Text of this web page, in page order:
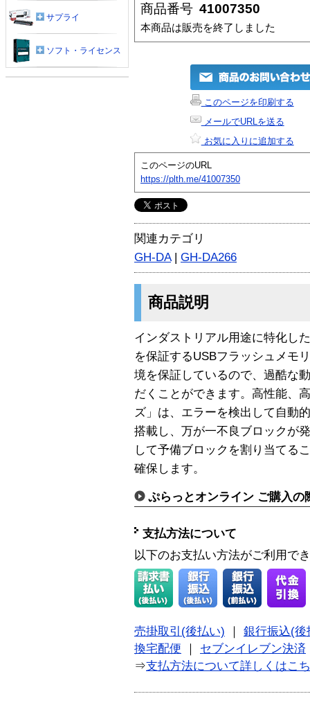
商品番号 41007350
本商品は販売を終了しました
このページを印刷する
メールでURLを送る
お気に入りに追加する
このページのURL
https://plth.me/41007350
関連カテゴリ
GH-DA| GH-DA266
商品説明
インダストリアル用途に特化し
を保証するUSBフラッシュメモ
境を保証しているので、過酷な
だくことができます。高性能、
ズ」は、エラーを検出して自動
搭載し、万が一不良ブロックが
して予備ブロックを割り当てる
確保します。
ぷらっとオンライン ご購入の
支払方法について
以下のお支払い方法がご利用で
売掛取引(後払い)
銀行振込(後
換宅配便
セブンイレブン決済
⇒支払方法について詳しくはこ
サプライ
ソフト・ライセンス